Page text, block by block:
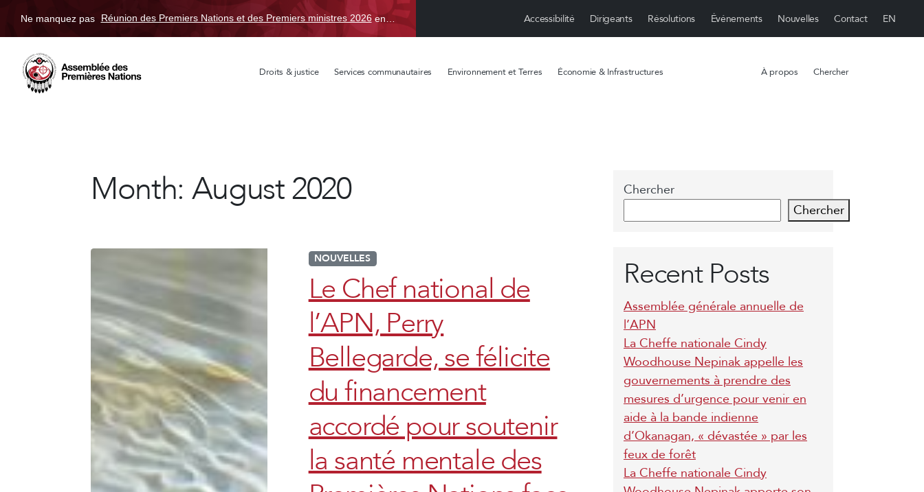
Ne manquez pas Réunion des Premiers Nations et des Premiers ministres 2026en TBD, du 15 avr. au 1 sept. Accessibilité Dirigeants Résolutions Événements Nouvelles Contact
Droits & justice Services communautaires Environnement et Terres Économie & Infrastructures À propos Chercher
Month: August 2020
NOUVELLES
Le Chef national de
l’APN, Perry
Bellegarde, se félicite
du financement
accordé pour soutenir
la santé mentale des
Chercher
Chercher
Recent Posts
Assemblée générale annuelle de
l’APN
La Cheffe nationale Cindy
Woodhouse Nepinak appelle les
gouvernements à prendre des
mesures d’urgence pour venir en
aide à la bande indienne
d’Okanagan, « dévastée » par les
feux de forêt
La Cheffe nationale Cindy